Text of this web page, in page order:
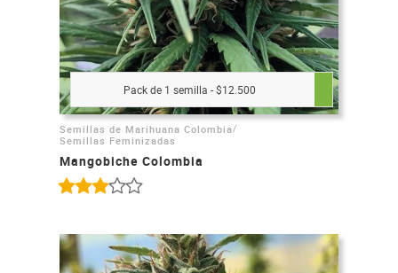
Pack de 1 semilla - $12.500
Semillas de Marihuana Colombia /
Semillas Feminizadas
Mangobiche Colombia